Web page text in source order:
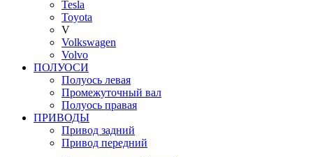
Tesla
Toyota
V
Volkswagen
Volvo
ПОЛУОСИ
Полуось левая
Промежуточный вал
Полуось правая
ПРИВОДЫ
Привод задний
Привод передний